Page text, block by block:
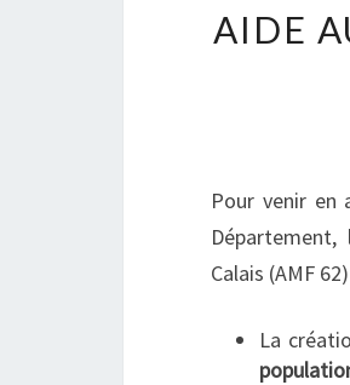
AIDE
Pour venir en
Calais (AMF
La